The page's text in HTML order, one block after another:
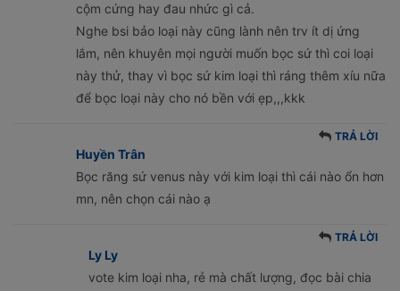
cộm cứng hay đau nhức gì cả.
Nghe bsi bảo loại này cũng lành nên trv ít dị ứng
lắm, nên khuyên mọi người muốn bọc sứ thì coi loại
này thử, thay vì bọc sứ kim loại thì ráng thêm xíu nữa
để bọc loại này cho nó bền với ẹp,,,kkk
Huyền Trân
TRẢ LỜI
Bọc răng sứ venus này với kim loại thì cái nào ổn hơn
mn, nên chọn cái nào ạ
Ly Ly
TRẢ LỜI
vote kim loại nha, rẻ mà chất lượng, đọc bài chia